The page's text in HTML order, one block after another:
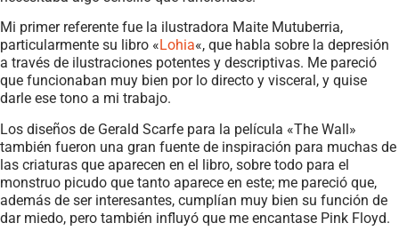
Mi primer referente fue la ilustradora Maite Mutuberria,
particularmente su libro «Lohia«, que habla sobre la depresión
a través de ilustraciones potentes y descriptivas. Me pareció
que funcionaban muy bien por lo directo y visceral, y quise
darle ese tono a mi trabajo.
Los diseños de Gerald Scarfe para la película «The Wall»
también fueron una gran fuente de inspiración para muchas de
las criaturas que aparecen en el libro, sobre todo para el
monstruo picudo que tanto aparece en este; me pareció que,
además de ser interesantes, cumplían muy bien su función de
dar miedo, pero también influyó que me encantase Pink Floyd.